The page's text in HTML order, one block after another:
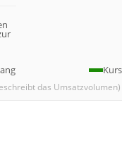
das Umsatzvolumen)